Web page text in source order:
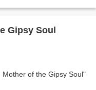
Gipsy Soul